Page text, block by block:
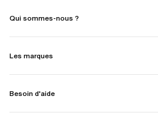
Qui sommes-nous ?
Les marques
Besoin d'aide